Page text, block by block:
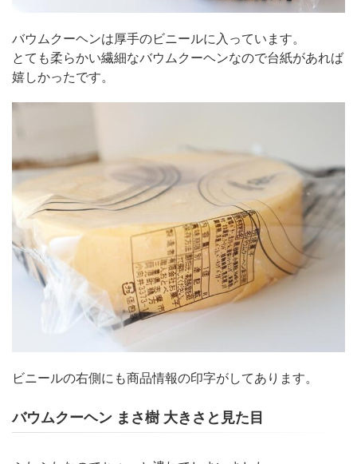
バウムクーヘンは厚手のビニールに入っています。
とても柔らかい繊細なバウムクーヘンなので台紙があれば
嬉しかったです。
ビニールの右側にも商品情報の印字がしてあります。
バウムクーヘン まさ樹 大きさと見た目